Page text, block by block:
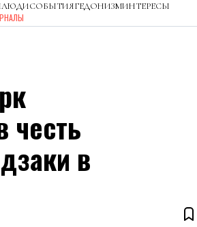
ЛЮДИСОБЫТИЯГЕДОНИЗМИНТЕРЕСЫ
честь
в